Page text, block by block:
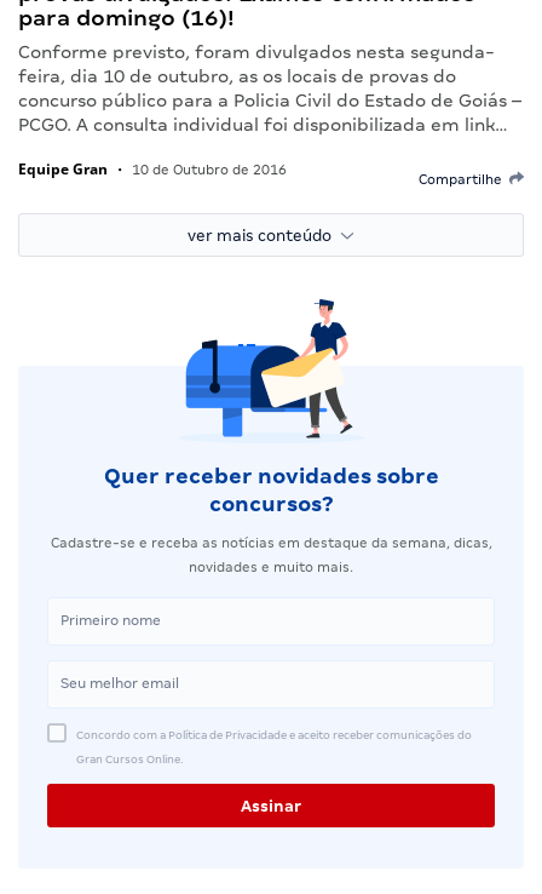
para domingo (16)!
Conforme previsto, foram divulgados nesta segunda-
feira, dia 10 de outubro, as os locais de provas do
concurso público para a Policia Civil do Estado de Goiás –
PCGO. A consulta individual foi disponibilizada em link…
Equipe Gran • 10 de Outubro de 2016
Compartilhe
ver mais conteúdo
Quer receber novidades sobre
concursos?
Cadastre-se e receba as notícias em destaque da semana, dicas,
novidades e muito mais.
Concordo com a Política de Privacidade e aceito receber comunicações do
Gran Cursos Online.